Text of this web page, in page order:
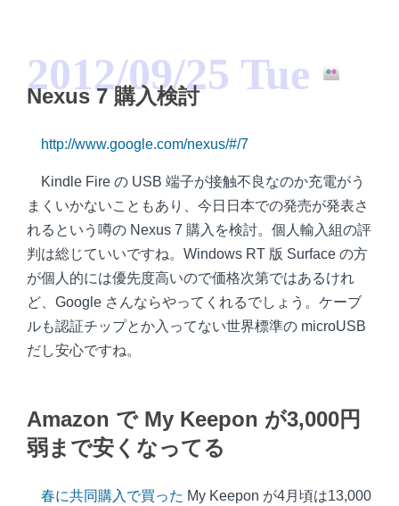
2012/09/25 Tue
Nexus 7 購入検討
http://www.google.com/nexus/#/7
Kindle Fire の USB 端子が接触不良なのか充電がう
まくいかないこともあり、今日日本での発売が発表さ
れるという噂の Nexus 7 購入を検討。個人輸入組の評
判は総じていいですね。Windows RT 版 Surface の方
が個人的には優先度高いので価格次第ではあるけれ
ど、Google さんならやってくれるでしょう。ケーブ
ルも認証チップとか入ってない世界標準の microUSB
だし安心ですね。
Amazon で My Keepon が3,000円
弱まで安くなってる
春に共同購入で買った My Keepon が4月頃は13,000